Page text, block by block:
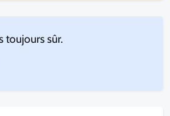
toujours sûr.